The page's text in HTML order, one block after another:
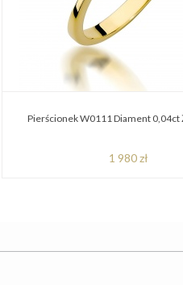
Pierścionek W0111 Diament 0,04ct
1 980 zł